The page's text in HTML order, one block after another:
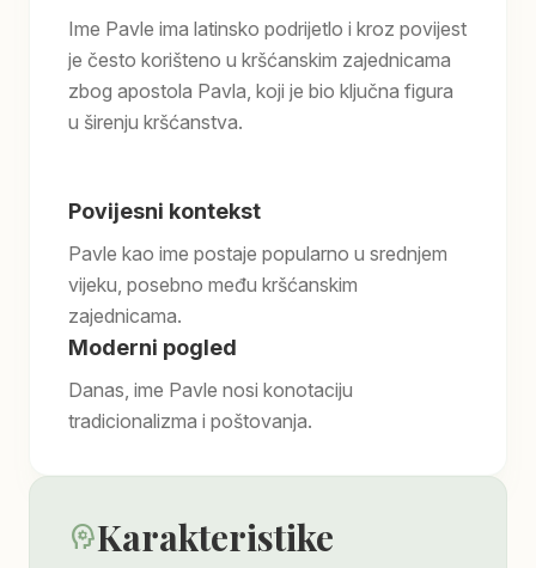
Ime Pavle ima latinsko podrijetlo i kroz povijest
je često korišteno u kršćanskim zajednicama
zbog apostola Pavla, koji je bio ključna figura
u širenju kršćanstva.
Povijesni kontekst
Pavle kao ime postaje popularno u srednjem
vijeku, posebno među kršćanskim
zajednicama.
Moderni pogled
Danas, ime Pavle nosi konotaciju
tradicionalizma i poštovanja.
psychologyKarakteristike